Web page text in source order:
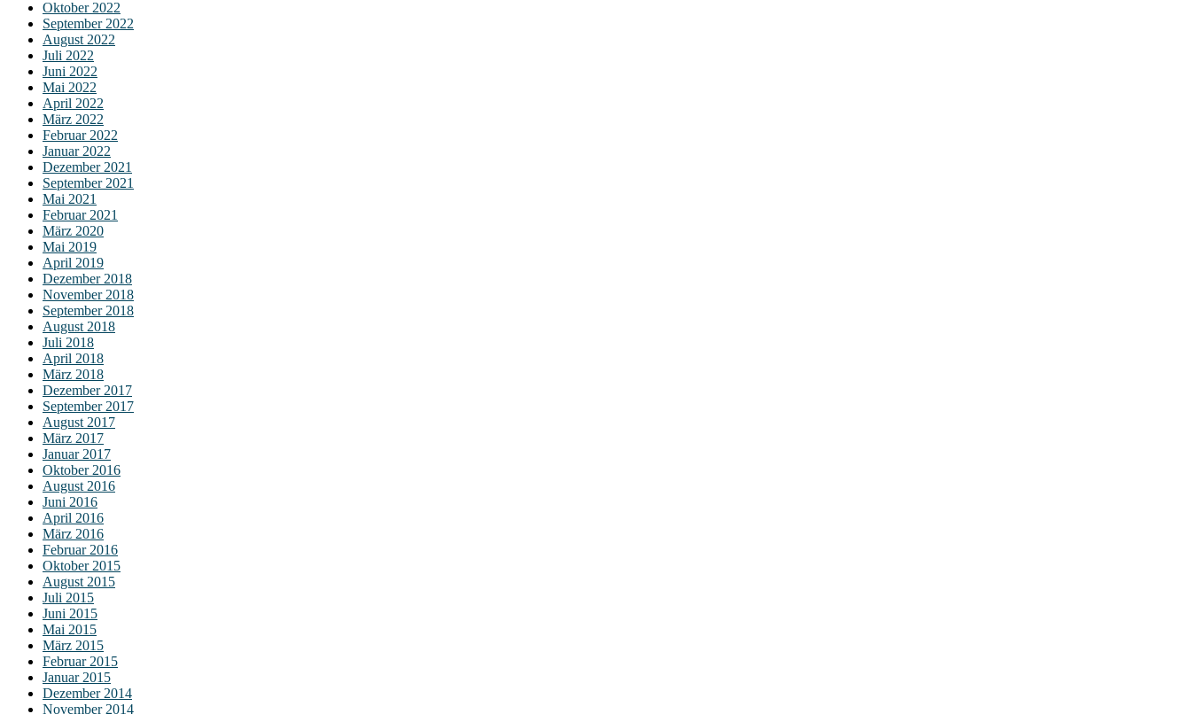
Oktober 2022
September 2022
August 2022
Juli 2022
Juni 2022
Mai 2022
April 2022
März 2022
Februar 2022
Januar 2022
Dezember 2021
September 2021
Mai 2021
Februar 2021
März 2020
Mai 2019
April 2019
Dezember 2018
November 2018
September 2018
August 2018
Juli 2018
April 2018
März 2018
Dezember 2017
September 2017
August 2017
März 2017
Januar 2017
Oktober 2016
August 2016
Juni 2016
April 2016
März 2016
Februar 2016
Oktober 2015
August 2015
Juli 2015
Juni 2015
Mai 2015
März 2015
Februar 2015
Januar 2015
Dezember 2014
November 2014